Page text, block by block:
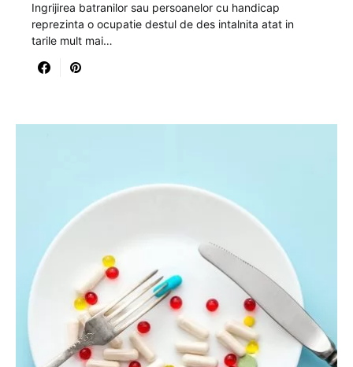
Ingrijirea batranilor sau persoanelor cu handicap
reprezinta o ocupatie destul de des intalnita atat in
tarile mult mai…